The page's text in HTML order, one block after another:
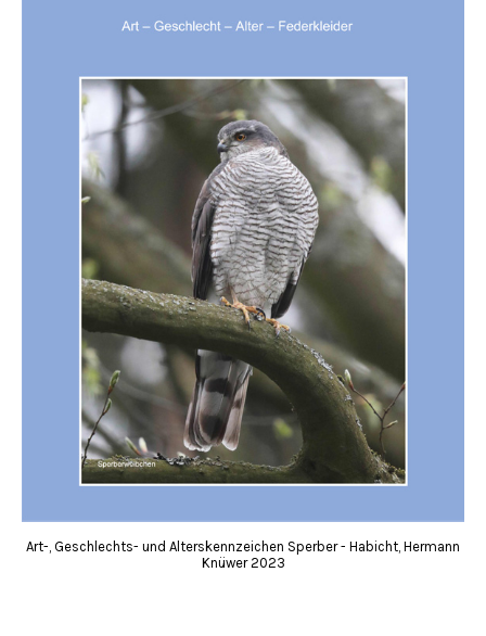
Art-, Geschlechts- und Alterskennzeichen Sperber - Habicht, Hermann
Knüwer 2023